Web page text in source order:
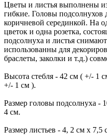
Цветы и листья выполнены
гибкие. Головы подсолнухов
коричневой серединкой. На
цветок и одна розетка,
подсолнуха и листья
использованны для
браслеты, заколки и т.д.)
Высота стебля - 42 см ( +/- 1
+/- 1 см ).
Размер головы подсолнуха -
4 см.
Размер листьев - 4, 2 см х 7,5